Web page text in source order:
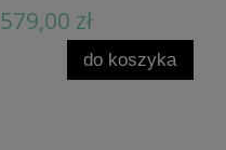
579,00 zł
do koszyka